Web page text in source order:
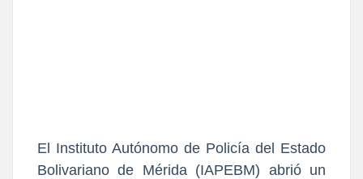
El Instituto Autónomo de Policía del Estado
Bolivariano de Mérida (IAPEBM) abrió un